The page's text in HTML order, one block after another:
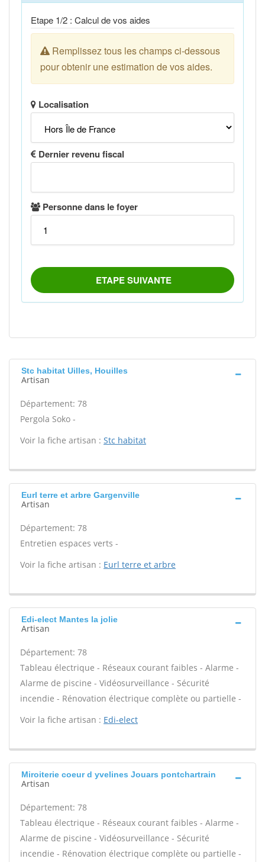
Stc habitat Uilles, Houilles
Artisan
Département: 78
Pergola Soko -
Voir la fiche artisan : Stc habitat
Eurl terre et arbre Gargenville
Artisan
Département: 78
Entretien espaces verts -
Voir la fiche artisan : Eurl terre et arbre
Edi-elect Mantes la jolie
Artisan
Département: 78
Tableau électrique - Réseaux courant faibles - Alarme -
Alarme de piscine - Vidéosurveillance - Sécurité
incendie - Rénovation électrique complète ou partielle -
Voir la fiche artisan : Edi-elect
Miroiterie coeur d yvelines Jouars pontchartrain
Artisan
Département: 78
Tableau électrique - Réseaux courant faibles - Alarme -
Alarme de piscine - Vidéosurveillance - Sécurité
incendie - Rénovation électrique complète ou partielle -